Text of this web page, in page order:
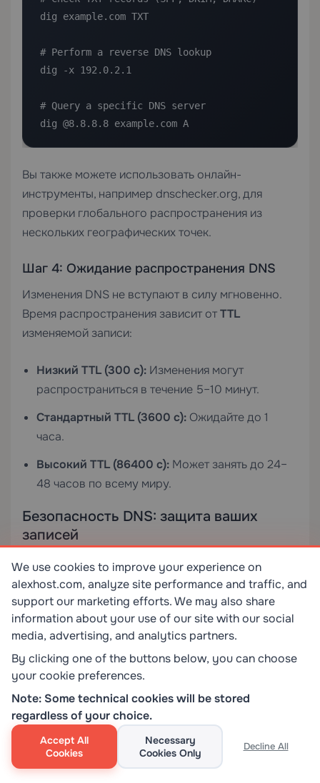
dig example.com TXT
# Perform a reverse DNS lookup
dig -x 192.0.2.1
# Query a specific DNS server
dig @8.8.8.8 example.com A
Вы также можете использовать онлайн-
инструменты, например dnschecker.org, для
проверки глобального распространения из
нескольких географических точек.
Шаг 4: Ожидание распространения DNS
Изменения DNS не вступают в силу мгновенно.
Время распространения зависит отTTL
изменяемой записи:
Низкий TTL (300 с): Изменения могут
распространиться в течение 5–10 минут.
Стандартный TTL (3600 с): Ожидайте до 1
часа.
Высокий TTL (86400 с): Может занять до 24–
48 часов по всему миру.
Безопасность DNS: защита ваших
записей
DNS является частой целью атак. Вот наиболее
важные меры безопасности, которые следует
реализовать:
DNSSEC (расширения безопасности DNS)
DNSSEC добавляет криптографические подписи к
DNS-записям, позволяя резолверам проверять
подлинность ответов и убеждаться в том, что они
не были подделаны. Это защищает от
DNS-кэшаи атак типа «человек посередине» .
Аутентификация электронной почты (SPF +
We use cookies to improve your experience on
alexhost.com, analyze site performance and traffic, and
support our marketing efforts. We may also share
information about your use of our site with our social
media, advertising, and analytics partners.
By clicking one of the buttons below, you can choose
your cookie preferences.
Note: Some technical cookies will be stored
regardless of your choice.
Accept All
Cookies
Necessary
Cookies Only
Decline All